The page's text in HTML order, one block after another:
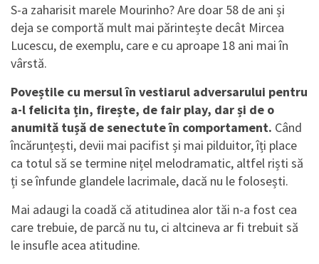
S-a zaharisit marele Mourinho? Are doar 58 de ani și
deja se comportă mult mai părintește decât Mircea
Lucescu, de exemplu, care e cu aproape 18 ani mai în
vârstă.
Poveștile cu mersul în vestiarul adversarului pentru
a-l felicita țin, firește, de fair play, dar și de o
anumită tușă de senectute în comportament. Când
încărunțești, devii mai pacifist și mai pilduitor, îți place
ca totul să se termine nițel melodramatic, altfel riști să
ți se înfunde glandele lacrimale, dacă nu le folosești.
Mai adaugi la coadă că atitudinea alor tăi n-a fost cea
care trebuie, de parcă nu tu, ci altcineva ar fi trebuit să
le insufle acea atitudine.